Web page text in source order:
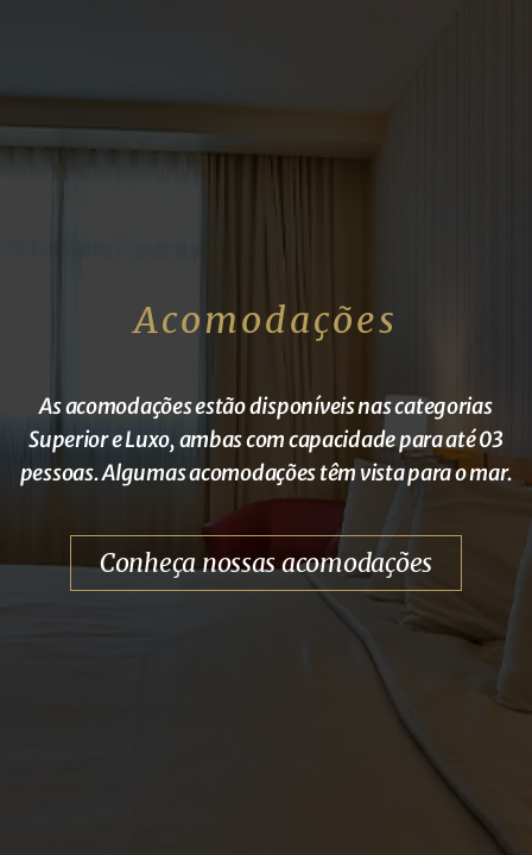
Acomodações
As acomodações estão disponíveis nas categorias
Superior e Luxo, ambas com capacidade para até 03
pessoas. Algumas acomodações têm vista para o mar.
Conheça nossas acomodações